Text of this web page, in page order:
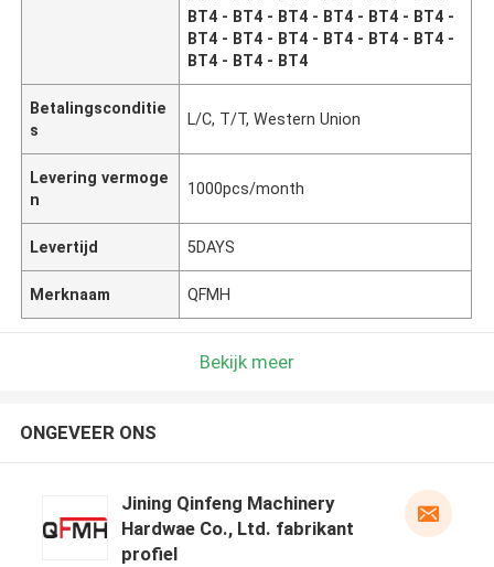
BT4 - BT4 - BT4 - BT4 - BT4 - BT4 -
BT4 - BT4 - BT4 - BT4 - BT4 - BT4 -
BT4 - BT4 - BT4
Betalingsconditie
s
L/C, T/T, Western Union
Levering vermoge
n
1000pcs/month
Levertijd 5DAYS
Merknaam QFMH
Bekijk meer
ONGEVEER ONS
Jining Qinfeng Machinery
Hardwae Co., Ltd. fabrikant
profiel